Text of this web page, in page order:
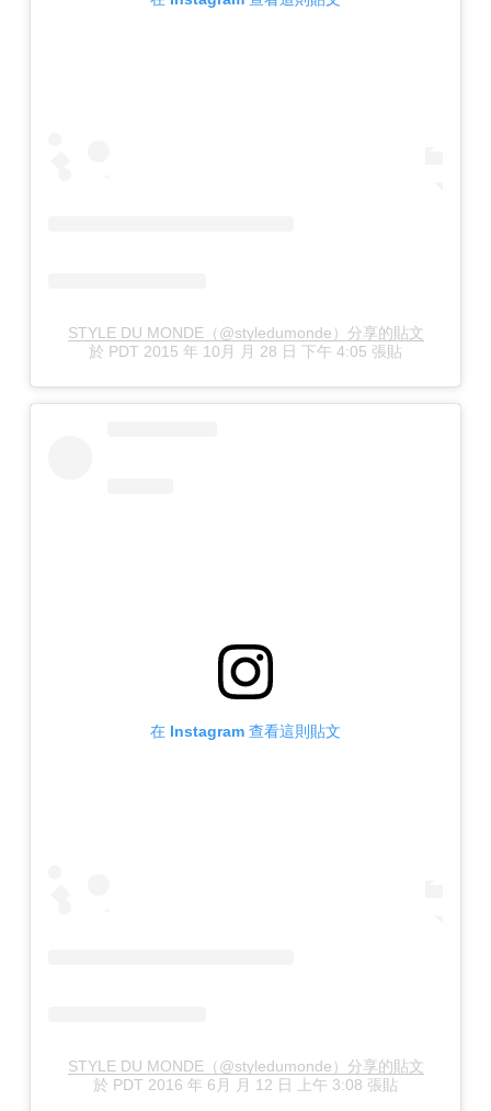
STYLE DU MONDE（@styledumonde）分享的貼文
於 PDT 2015 年 10月 月 28 日 下午 4:05 張貼
在 Instagram 查看這則貼文
STYLE DU MONDE（@styledumonde）分享的貼文
於 PDT 2016 年 6月 月 12 日 上午 3:08 張貼